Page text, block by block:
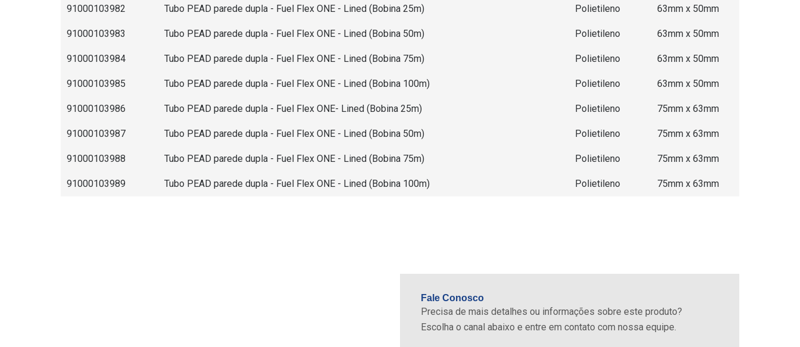
91000103982 Tubo PEAD parede dupla - Fuel Flex ONE - Lined (Bobina 25m) Polietileno 63mm x 50mm
91000103983 Tubo PEAD parede dupla - Fuel Flex ONE - Lined (Bobina 50m) Polietileno 63mm x 50mm
91000103984 Tubo PEAD parede dupla - Fuel Flex ONE - Lined (Bobina 75m) Polietileno 63mm x 50mm
91000103985 Tubo PEAD parede dupla - Fuel Flex ONE - Lined (Bobina 100m) Polietileno 63mm x 50mm
91000103986 Tubo PEAD parede dupla - Fuel Flex ONE- Lined (Bobina 25m) Polietileno 75mm x 63mm
91000103987 Tubo PEAD parede dupla - Fuel Flex ONE - Lined (Bobina 50m) Polietileno 75mm x 63mm
91000103988 Tubo PEAD parede dupla - Fuel Flex ONE - Lined (Bobina 75m) Polietileno 75mm x 63mm
91000103989 Tubo PEAD parede dupla - Fuel Flex ONE - Lined (Bobina 100m) Polietileno 75mm x 63mm
Fale Conosco
Precisa de mais detalhes ou informações sobre este produto?
Escolha o canal abaixo e entre em contato com nossa equipe.